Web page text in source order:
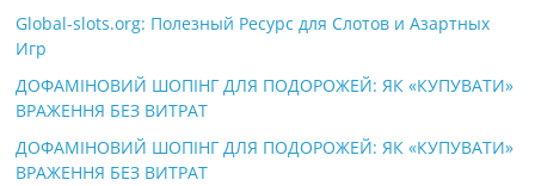
Global-slots.org: Полезный Ресурс для Слотов и Азартных
Игр
ДОФАМІНОВИЙ ШОПІНГ ДЛЯ ПОДОРОЖЕЙ: ЯК «КУПУВАТИ»
ВРАЖЕННЯ БЕЗ ВИТРАТ
ДОФАМІНОВИЙ ШОПІНГ ДЛЯ ПОДОРОЖЕЙ: ЯК «КУПУВАТИ»
ВРАЖЕННЯ БЕЗ ВИТРАТ